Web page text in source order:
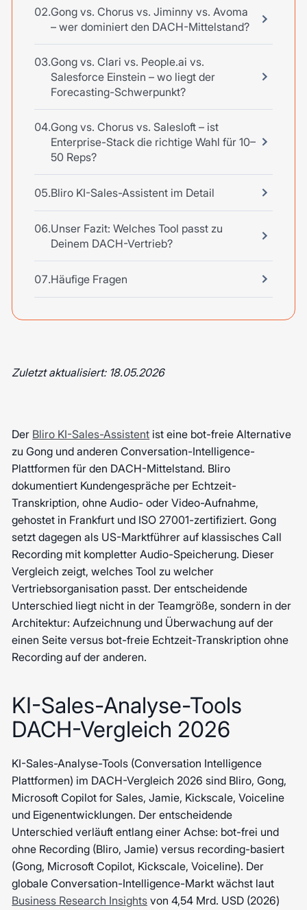
Gong vs. Chorus vs. Jiminny vs. Avoma
– wer dominiert den DACH-Mittelstand?
Gong vs. Clari vs. People.ai vs.
Salesforce Einstein – wo liegt der
Forecasting-Schwerpunkt?
Gong vs. Chorus vs. Salesloft – ist
Enterprise-Stack die richtige Wahl für 10–
50 Reps?
Bliro KI-Sales-Assistent im Detail
Unser Fazit: Welches Tool passt zu
Deinem DACH-Vertrieb?
Häufige Fragen
Zuletzt aktualisiert: 18.05.2026
Der Bliro KI-Sales-Assistent ist eine bot-freie Alternative
zu Gong und anderen Conversation-Intelligence-
Plattformen für den DACH-Mittelstand. Bliro
dokumentiert Kundengespräche per Echtzeit-
Transkription, ohne Audio- oder Video-Aufnahme,
gehostet in Frankfurt und ISO 27001-zertifiziert. Gong
setzt dagegen als US-Marktführer auf klassisches Call
Recording mit kompletter Audio-Speicherung. Dieser
Vergleich zeigt, welches Tool zu welcher
Vertriebsorganisation passt. Der entscheidende
Unterschied liegt nicht in der Teamgröße, sondern in der
Architektur: Aufzeichnung und Überwachung auf der
einen Seite versus bot-freie Echtzeit-Transkription ohne
Recording auf der anderen.
KI-Sales-Analyse-Tools
DACH-Vergleich 2026
KI-Sales-Analyse-Tools (Conversation Intelligence
Plattformen) im DACH-Vergleich 2026 sind Bliro, Gong,
Microsoft Copilot for Sales, Jamie, Kickscale, Voiceline
und Eigenentwicklungen. Der entscheidende
Unterschied verläuft entlang einer Achse: bot-frei und
ohne Recording (Bliro, Jamie) versus recording-basiert
(Gong, Microsoft Copilot, Kickscale, Voiceline). Der
globale Conversation-Intelligence-Markt wächst laut
Business Research Insights von 4,54 Mrd. USD (2026)